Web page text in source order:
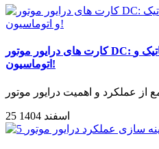
کارت های درایور موتور DC: ویژگی ها و کاربردهای عملی در رباتیک و
اتوماسیون!
25 اسفند 1404